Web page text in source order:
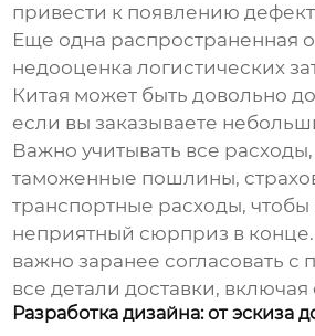
привести к появлению
Еще одна распространенная
недооценка логистических
Китая может быть довольно
если вы заказываете
Важно учитывать все
таможенные пошлины,
транспортные расходы, чтобы
неприятный сюрприз в конце.
важно заранее согласовать с
все детали доставки,
Разработка дизайна: от эскиза